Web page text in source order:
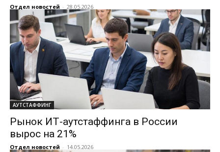
Отдел новостей - 28.05.2026
АУТСТАФФИНГ
Рынок ИТ-аутстаффинга в России
вырос на 21%
Отдел новостей - 14.05.2026